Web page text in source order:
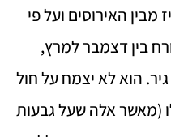
מבין האירוסים ועל פי
בין דצמבר למרץ,
הוא לא יצמח על חול
(מאשר אלה שעל גבעות